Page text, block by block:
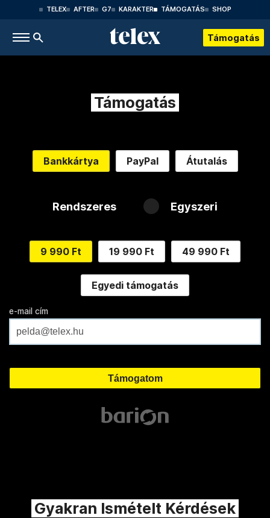
TELEX AFTER G7 KARAKTER TÁMOGATÁS SHOP
Támogatás
Támogatás
Bankkártya PayPal Átutalás
Rendszeres Egyszeri
9 990 Ft 19 990 Ft 49 990 Ft
Egyedi támogatás
e-mail cím
Gyakran Ismételt Kérdések